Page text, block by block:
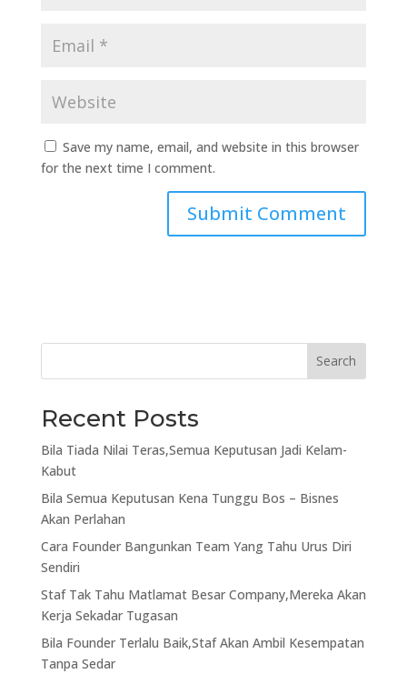
Save my name, email, and website in this browser
for the next time I comment.
Search
Recent Posts
Bila Tiada Nilai Teras,Semua Keputusan Jadi Kelam-
Kabut
Bila Semua Keputusan Kena Tunggu Bos – Bisnes
Akan Perlahan
Cara Founder Bangunkan Team Yang Tahu Urus Diri
Sendiri
Staf Tak Tahu Matlamat Besar Company,Mereka Akan
Kerja Sekadar Tugasan
Bila Founder Terlalu Baik,Staf Akan Ambil Kesempatan
Tanpa Sedar